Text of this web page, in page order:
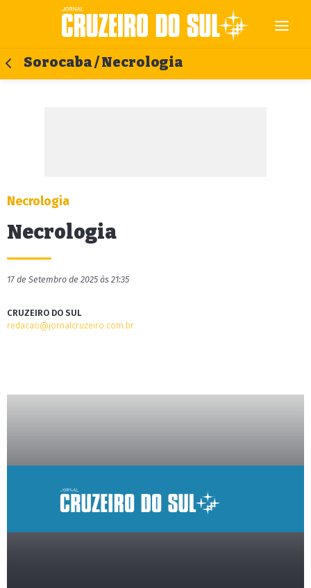
Sorocaba / Necrologia
Necrologia
Necrologia
17 de Setembro de 2025 às 21:35
CRUZEIRO DO SUL
redacao@jornalcruzeiro.com.br